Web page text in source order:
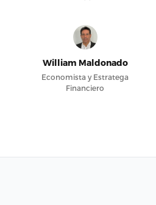
William Maldonado
Economista y Estratega
Financiero